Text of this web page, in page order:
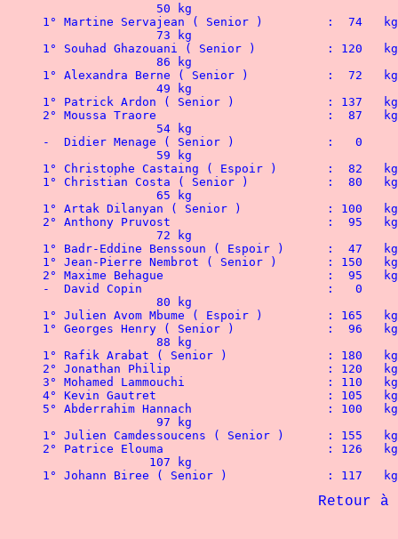
             	50 kg
1° Martine Servajean ( Senior )		:  74   kg
             	73 kg
1° Souhad Ghazouani ( Senior )		: 120   kg
             	86 kg
1° Alexandra Berne (
             	49 kg
1° Patrick Ardon ( Senior )	 	: 137   kg
2° Moussa Traore			:  87   kg
             	54 kg
-  Didier Menage ( Senior ) 		:   0
             	59 kg
1° Christophe Castaing ( Espoir ) 	:  82   kg
1° Christian Costa ( Senior ) 		:
             	65 kg
1° Artak Dilanyan ( Senior ) 		: 100   kg
2° Anthony Pruvost			:  95   kg
             	72 kg
1° Badr-Eddine Benssoun ( Espoir )	:  47   kg
1° Jean-Pierre Nembrot ( Senior )
2° Maxime Behague	 	  	:  95
-  David Copin			 	:   0
             	80 kg
1° Julien Avom Mbume ( Espoir )
1° Georges Henry ( Senior )
             	88 kg
1° Rafik Arabat ( Senior ) 		:
2° Jonathan Philip			: 120   kg
3° Mohamed Lammouchi			: 110   kg
4° Kevin Gautret			: 105   kg
5° Abderrahim Hannach			: 100   kg
		97 kg
1° Julien Camdessoucens	( Senior )	:
2° Patrice Elouma			: 126   kg
	       107 kg
1° Johann Biree ( Senior )		: 117   kg
Retour à la